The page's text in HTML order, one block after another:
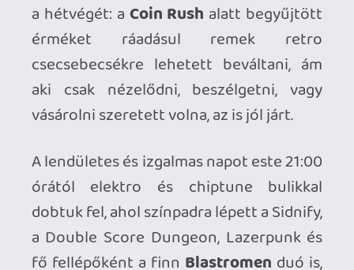
Ahhoz, hogy te is hozzászólj, be kell
jelentkezned!